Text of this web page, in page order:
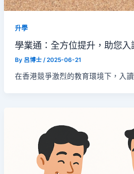
升學
學業通：全方位提升，助您入
By 呂博士 /2025-06-21
在香港競爭激烈的教育環境下，入